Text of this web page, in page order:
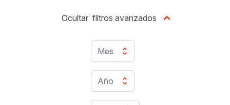
Mes
Año
Ocultar filtros avanzados